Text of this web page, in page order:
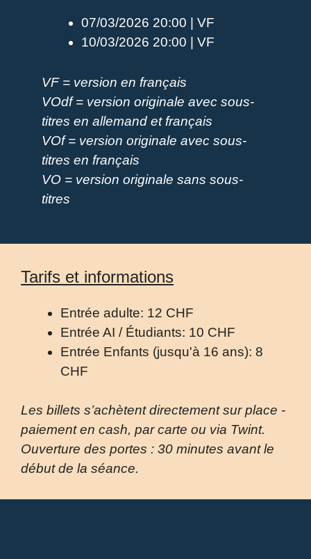
07/03/2026 20:00 | VF
10/03/2026 20:00 | VF
VF = version en français
VOdf = version originale avec sous-
titres en allemand et français
VOf = version originale avec sous-
titres en français
VO = version originale sans sous-
titres
Tarifs et informations
Entrée adulte: 12 CHF
Entrée AI / Étudiants: 10 CHF
Entrée Enfants (jusqu'à 16 ans): 8
CHF
Les billets s’achètent directement sur place -
paiement en cash, par carte ou via Twint.
Ouverture des portes : 30 minutes avant le
début de la séance.